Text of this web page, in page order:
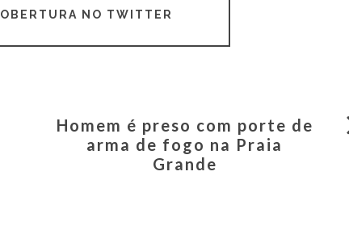
NO TWITTER
Homem é preso com porte de
arma de fogo na Praia
Grande